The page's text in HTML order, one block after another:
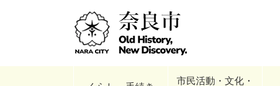
市民活動・文化・